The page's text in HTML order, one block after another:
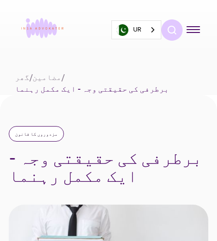
UR
گھر/مضامین/
برطرفی کی حقیقتی وجہ - ایک مکمل رہنما
مزدوروں کا قانون
برطرفی کی حقیقتی وجہ -
ایک مکمل رہنما